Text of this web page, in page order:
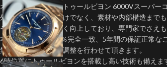
オーヴァーシーズ・トゥールビヨン 6000Vスーパー
外見上のデザインだけでなく、素材や内部構造まで
その製造技術は著しく向上しており、専門家でさえ
本物の機能とも100％完全一致、5年間の保証正常な
無償にて修理または調整を行わせて頂きます。
6時位置にトゥールビヨンを搭載し高い技術も備えま